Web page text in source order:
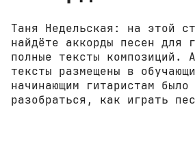
Таня Недельская: на этой
найдёте аккорды песен для
полные тексты композиций.
тексты размещены в
начинающим гитаристам было
разобраться, как играть